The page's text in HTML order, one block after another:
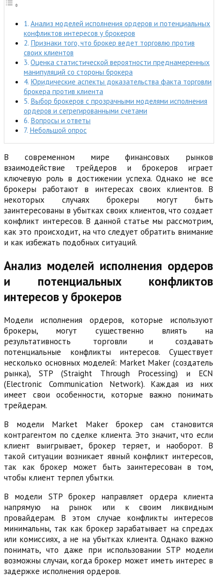
Анализ моделей исполнения ордеров и потенциальных
конфликтов интересов у брокеров
Признаки того, что брокер ведет торговлю против
своих клиентов
Оценка статистической вероятности преднамеренных
манипуляций со стороны брокера
Юридические аспекты доказательства факта торговли
брокера против клиента
Выбор брокеров с прозрачными моделями исполнения
ордеров и сегрегированными счетами
Вопросы и ответы
Небольшой опрос
В современном мире финансовых рынков
взаимодействие трейдеров и брокеров играет
ключевую роль в достижении успеха. Однако не все
брокеры работают в интересах своих клиентов. В
некоторых случаях брокеры могут быть
заинтересованы в убытках своих клиентов, что создает
конфликт интересов. В данной статье мы рассмотрим,
как это происходит, на что следует обратить внимание
и как избежать подобных ситуаций.
Анализ моделей исполнения ордеров
и потенциальных конфликтов
интересов у брокеров
Модели исполнения ордеров, которые используют
брокеры, могут существенно влиять на
результативность торговли и создавать
потенциальные конфликты интересов. Существует
несколько основных моделей: Market Maker (создатель
рынка), STP (Straight Through Processing) и ECN
(Electronic Communication Network). Каждая из них
имеет свои особенности, которые важно понимать
трейдерам.
В модели Market Maker брокер сам становится
контрагентом по сделке клиента. Это значит, что если
клиент выигрывает, брокер теряет, и наоборот. В
такой ситуации возникает явный конфликт интересов,
так как брокер может быть заинтересован в том,
чтобы клиент терпел убытки.
В модели STP брокер направляет ордера клиента
напрямую на рынок или к своим ликвидным
провайдерам. В этом случае конфликты интересов
минимальны, так как брокер зарабатывает на спредах
или комиссиях, а не на убытках клиента. Однако важно
понимать, что даже при использовании STP модели
возможны случаи, когда брокер может иметь интерес в
задержке исполнения ордеров.